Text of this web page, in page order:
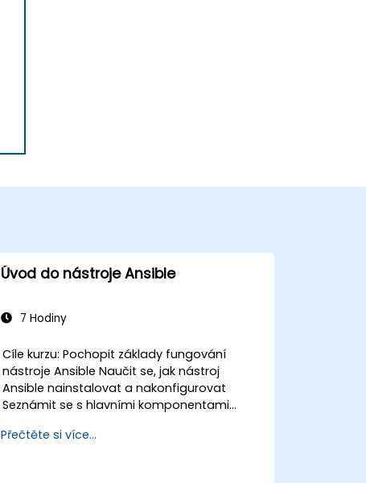
Úvod do nástroje Ansible
7 Hodiny
Cíle kurzu: Pochopit základy fungování
nástroje Ansible Naučit se, jak nástroj
Ansible nainstalovat a nakonfigurovat
Seznámit se s hlavními komponentami
inventár Implementovat automatizační
Přečtěte si více...